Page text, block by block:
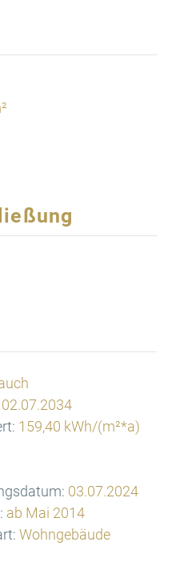
02.07.2034
159,40 kWh/(m²*a)
03.07.2024
ab Mai 2014
Wohngebäude